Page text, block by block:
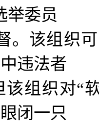
举委员
。该组织
违法者
该组织对“
闭一只